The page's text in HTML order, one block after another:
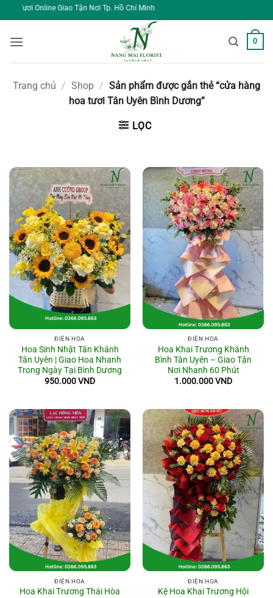
qua
nội
Tận Nơi Tp. Hồ Chí Minh
0
Trang chủ / Shop / Sản phẩm được gắn thẻ “cửa hàng
hoa tươi Tân Uyên Bình Dương”
LỌC
ĐIỆN HOA
Hoa Sinh Nhật Tân Khánh
Tân Uyên | Giao Hoa Nhanh
Trong Ngày Tại Bình Dương
950.000VND
ĐIỆN HOA
Hoa Khai Trương Khánh
Bình Tân Uyên – Giao Tận
Nơi Nhanh 60 Phút
1.000.000VND
ĐIỆN HOA
Hoa Khai Trương Thái Hòa
ĐIỆN HOA
Kệ Hoa Khai Trương Hội